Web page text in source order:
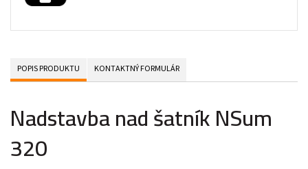
POPIS PRODUKTU KONTAKTNÝ FORMULÁR
Nadstavba nad šatník NSum
320